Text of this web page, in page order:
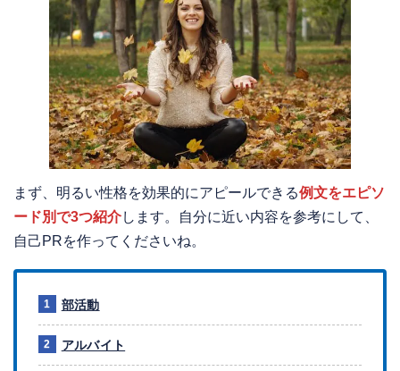
まず、明るい性格を効果的にアピールできる例文をエピソ
ード別で3つ紹介します。自分に近い内容を参考にして、
自己PRを作ってくださいね。
部活動
アルバイト